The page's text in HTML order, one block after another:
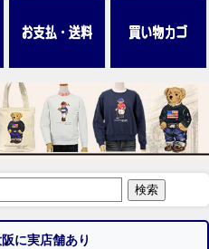
に実店舗あり